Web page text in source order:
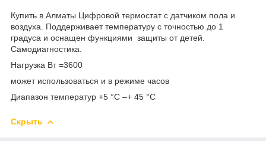
Купить в Алматы Цифровой термостат с датчиком пола и
воздуха. Поддерживает температуру с точностью до 1
градуса и оснащен функциями защиты от детей.
Самодиагностика.
Нагрузка Вт =3600
может использоваться и в режиме часов
Диапазон температур +5 °C –+ 45 °C
Скрыть